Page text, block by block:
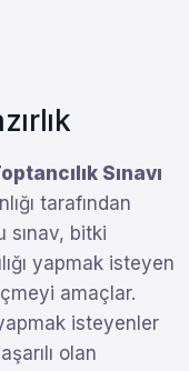
Sınavı
tarafından
sınav, bitki
yapmak isteyen
amaçlar.
isteyenler
olan